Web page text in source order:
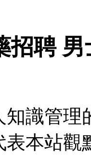
招聘
識管理
表本站